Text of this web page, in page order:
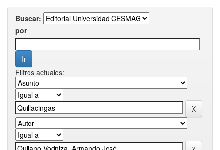
Buscar:
por
Filtros actuales: